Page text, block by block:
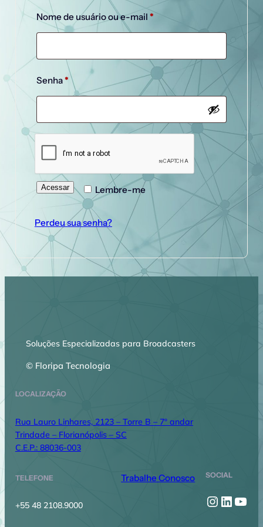
Nome de usuário ou e-mail *Obrigatório
Senha*Obrigatório
Lembre-me
Acessar
Perdeu sua senha?
Soluções Especializadas para Broadcasters
© Floripa Tecnologia
LOCALIZAÇÃO
Rua Lauro Linhares, 2123 – Torre B – 7º andar
Trindade – Florianópolis – SC
C.E.P.: 88036-003
TELEFONE
+55 48 2108.9000
Trabalhe Conosco SOCIAL